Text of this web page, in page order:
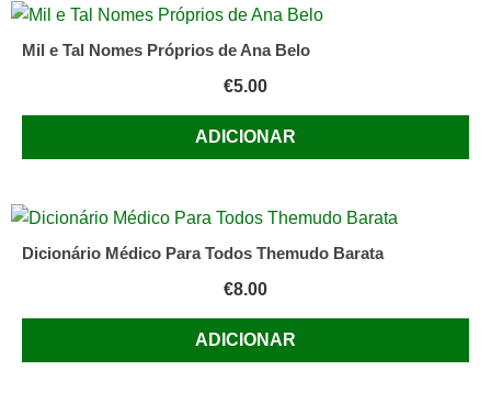
Mil e Tal Nomes Próprios de Ana Belo
€5.00
ADICIONAR
Dicionário Médico Para Todos Themudo Barata
€8.00
ADICIONAR